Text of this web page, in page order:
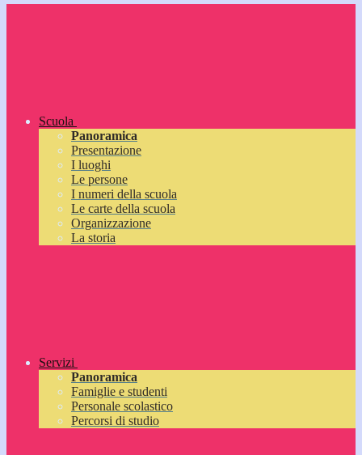
Scuola
Panoramica
Presentazione
I luoghi
Le persone
I numeri della scuola
Le carte della scuola
Organizzazione
La storia
Servizi
Panoramica
Famiglie e studenti
Personale scolastico
Percorsi di studio